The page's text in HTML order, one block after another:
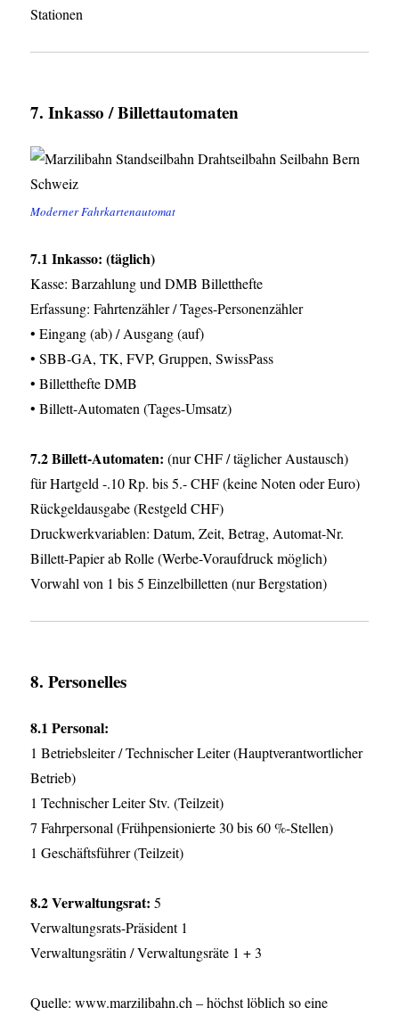
Stationen
7. Inkasso / Billettautomaten
Moderner Fahrkartenautomat
7.1 Inkasso: (täglich)
Kasse: Barzahlung und DMB Billetthefte
Erfassung: Fahrtenzähler / Tages-Personenzähler
• Eingang (ab) / Ausgang (auf)
• SBB-GA, TK, FVP, Gruppen, SwissPass
• Billetthefte DMB
• Billett-Automaten (Tages-Umsatz)
7.2 Billett-Automaten: (nur CHF / täglicher Austausch)
für Hartgeld -.10 Rp. bis 5.- CHF (keine Noten oder Euro)
Rückgeldausgabe (Restgeld CHF)
Druckwerkvariablen: Datum, Zeit, Betrag, Automat-Nr.
Billett-Papier ab Rolle (Werbe-Voraufdruck möglich)
Vorwahl von 1 bis 5 Einzelbilletten (nur Bergstation)
8. Personelles
8.1 Personal:
1 Betriebsleiter / Technischer Leiter (Hauptverantwortlicher
Betrieb)
1 Technischer Leiter Stv. (Teilzeit)
7 Fahrpersonal (Frühpensionierte 30 bis 60 %-Stellen)
1 Geschäftsführer (Teilzeit)
8.2 Verwaltungsrat: 5
Verwaltungsrats-Präsident 1
Verwaltungsrätin / Verwaltungsräte 1 + 3
Quelle: www.marzilibahn.ch – höchst löblich so eine